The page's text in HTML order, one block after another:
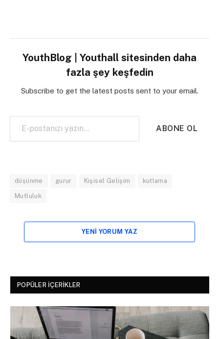
YouthBlog | Youthall sitesinden daha
fazla şey keşfedin
Subscribe to get the latest posts sent to your email.
E-postanızı yazın…
ABONE OL
düşünme gurur Kişisel Gelişim kutlama
Mutluluk
YENI YORUM YAZ
POPÜLER İÇERIKLER